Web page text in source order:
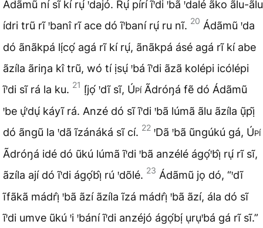
Ádãmũ ní sĩ kí rụ́ ꞌdajó. Rụ́ pírí ĩꞌdi ꞌbã ꞌdalé ãko ãlu-ãlu
ídri trũ rĩ ꞌbanî rĩ ace dó ĩꞌbaní rụ́ ru nĩ. 20 Ádãmũ ꞌda
dó ãnãkpá lị́cọ́ agá rĩ kí rụ́, ãnãkpá ásé agá rĩ kí abe
ãzíla ãriŋa kî trũ, wó tí ịsụ́ ꞌbá ĩꞌdi ãzã kolépi icólépi
ĩꞌdi sĩ rá la ku. 21 Ị́jọ́ ꞌdĩ sĩ, ÚpíÃdróŋá fẽ dó Ádãmũ
ꞌbe ụ́ꞌdụ́ káyĩ rá. Anzé dó sĩ ĩꞌdi ꞌbã lúmã ãlu ãzíla ụ̃pị̃
dó ãngũ la ꞌdã ĩzánáká sĩ cí. 22 ꞌDã ꞌbã ũngúkú gá, Úpí
Ãdróŋá idé dó ũkú lúmã ĩꞌdi ꞌbã anzélé ágọ́ꞌbị̂ rụ́ rĩ sĩ,
ãzíla ají dó ĩꞌdi ágọ́bị̂ rú ꞌdõlé. 23 Ádãmũ jọ dó, “ꞌdĩ
ĩfãkã mádrị̂ ꞌbã ãzí ãzíla ĩzá mádrị̂ ꞌbã ãzí, ála dó sĩ
ĩꞌdi umve ũkú ꞌi ꞌbání ĩꞌdi anzéjó ágọ́bị́ ụrụꞌbá gá rĩ sĩ.”